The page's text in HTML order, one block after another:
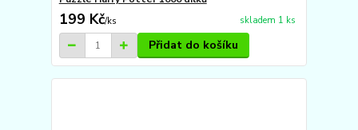
199 Kč/ks skladem 1 ks
Přidat do košíku